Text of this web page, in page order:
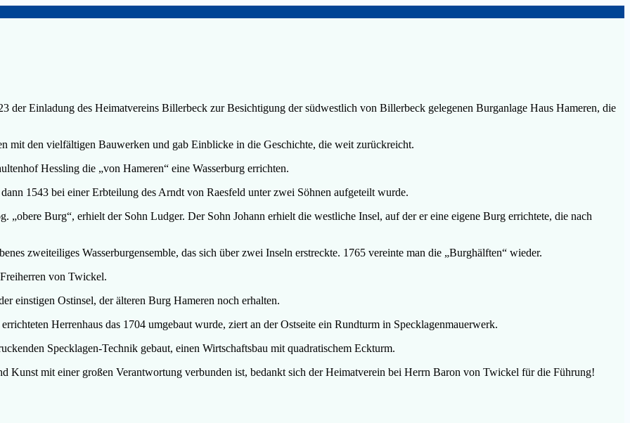
der Einladung des Heimatvereins Billerbeck zur Besichtigung der südwestlich von Billerbeck gelegenen Burganlage Haus Hameren, die
mit den vielfältigen Bauwerken und gab Einblicke in die Geschichte, die weit zurückreicht.
Hessling die „von Hameren“ eine Wasserburg errichten.
1543 bei einer Erbteilung des Arndt von Raesfeld unter zwei Söhnen aufgeteilt wurde.
„obere Burg“, erhielt der Sohn Ludger. Der Sohn Johann erhielt die westliche Insel, auf der er eine eigene Burg errichtete, die nach
zweiteiliges Wasserburgensemble, das sich über zwei Inseln erstreckte. 1765 vereinte man die „Burghälften“ wieder.
von Twickel.
einstigen Ostinsel, der älteren Burg Hameren noch erhalten.
Herrenhaus das 1704 umgebaut wurde, ziert an der Ostseite ein Rundturm in Specklagenmauerwerk.
Specklagen-Technik gebaut, einen Wirtschaftsbau mit quadratischem Eckturm.
Kunst mit einer großen Verantwortung verbunden ist, bedankt sich der Heimatverein bei Herrn Baron von Twickel für die Führung!